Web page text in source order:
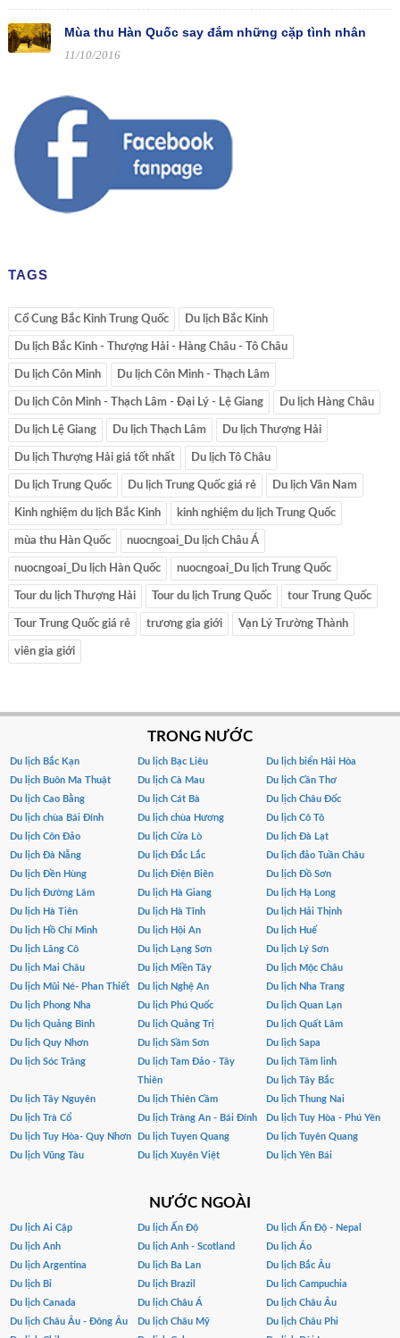
Mùa thu Hàn Quốc say đắm những cặp tình nhân
11/10/2016
TAGS
Cổ Cung Bắc Kinh Trung Quốc Du lịch Bắc Kinh
Du lịch Bắc Kinh - Thượng Hải - Hàng Châu - Tô Châu
Du lịch Côn Minh Du lịch Côn Minh - Thạch Lâm
Du lịch Côn Minh - Thạch Lâm - Đại Lý - Lệ Giang Du lịch Hàng Châu
Du lịch Lệ Giang Du lịch Thạch Lâm Du lịch Thượng Hải
Du lịch Thượng Hải giá tốt nhất Du lịch Tô Châu
Du lịch Trung Quốc Du lịch Trung Quốc giá rẻ Du lịch Vân Nam
Kinh nghiệm du lịch Bắc Kinh kinh nghiệm du lịch Trung Quốc
mùa thu Hàn Quốc nuocngoai_Du lịch Châu Á
nuocngoai_Du lịch Hàn Quốc nuocngoai_Du lịch Trung Quốc
Tour du lịch Thượng Hải Tour du lịch Trung Quốc tour Trung Quốc
Tour Trung Quốc giá rẻ trương gia giới Vạn Lý Trường Thành
viên gia giới
TRONG NƯỚC
Du lịch Bắc Kạn Du lịch Bạc Liêu
Du lịch biển Hải Hòa
Du lịch Buôn Ma Thuật
Du lịch Cà Mau
Du lịch Cần Thơ
Du lịch Cao Bằng
Du lịch Cát Bà
Du lịch Châu Đốc
Du lịch chùa Bái Đính
Du lịch chùa Hương
Du lịch Cô Tô
Du lịch Côn Đảo
Du lịch Cửa Lò
Du lịch Đà Lạt
Du lịch Đà Nẵng
Du lịch Đắc Lắc
Du lịch đảo Tuần Châu
Du lịch Đền Hùng
Du lịch Điện Biên
Du lịch Đồ Sơn
Du lịch Đường Lâm
Du lịch Hà Giang
Du lịch Hạ Long
Du lịch Hà Tiên
Du lịch Hà Tĩnh
Du lịch Hải Thịnh
Du lịch Hồ Chí Minh
Du lịch Hội An
Du lịch Huế
Du lịch Lăng Cô
Du lịch Lạng Sơn
Du lịch Lý Sơn
Du lịch Mai Châu
Du lịch Miền Tây
Du lịch Mộc Châu
Du lịch Mũi Né- Phan Thiết
Du lịch Nghệ An
Du lịch Nha Trang
Du lịch Phong Nha
Du lịch Phú Quốc
Du lịch Quan Lạn
Du lịch Quảng Bình
Du lịch Quảng Trị
Du lịch Quất Lâm
Du lịch Quy Nhơn
Du lịch Sầm Sơn
Du lịch Sapa
Du lịch Sóc Trăng
Du lịch Tam Đảo - Tây
Thiên
Du lịch Tâm linh
Du lịch Tây Bắc
Du lịch Tây Nguyên
Du lịch Thiên Cầm
Du lịch Thung Nai
Du lịch Trà Cổ
Du lịch Tràng An - Bái Đính
Du lịch Tuy Hòa - Phú Yên
Du lịch Tuy Hòa- Quy Nhơn
Du lịch Tuyen Quang
Du lịch Tuyên Quang
Du lịch Vũng Tàu
Du lịch Xuyên Việt Du lịch Yên Bái
NƯỚC NGOÀI
Du lịch Ai Cập Du lịch Ấn Độ
Du lịch Ấn Độ - Nepal
Du lịch Anh
Du lịch Anh - Scotland
Du lịch Áo
Du lịch Argentina
Du lịch Ba Lan
Du lịch Bắc Âu
Du lịch Bỉ
Du lịch Brazil
Du lịch Campuchia
Du lịch Canada
Du lịch Châu Á
Du lịch Châu Âu
Du lịch Châu Âu - Đông Âu
Du lịch Châu Mỹ
Du lịch Châu Phi